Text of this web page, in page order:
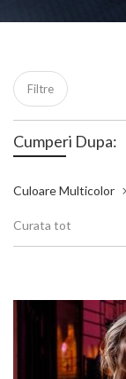
Filtre
Cumperi Dupa:
CuloareMulticolor
Curata tot